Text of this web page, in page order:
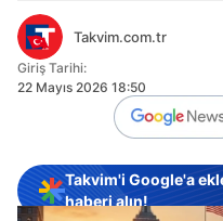
Takvim.com.tr
Giriş Tarihi:
22 Mayıs 2026 18:50
Takvim'i Google'a
haberi alın!